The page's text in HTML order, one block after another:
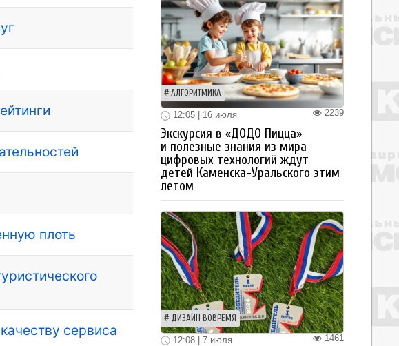
плоть
сервиса
АЛГОРИТМИКА
2239
12:05 | 16 июля
Экскурсия в «ДОДО Пицца»
и полезные знания из мира
цифровых технологий ждут
детей Каменска-Уральского этим
летом
ДИЗАЙН ВОВРЕМЯ
1461
12:08 | 7 июля